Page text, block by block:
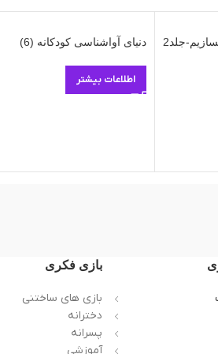
جلد2 دنیای آواشناسی کودکانه (6)
اطلاعات بیشتر
بازی فکری
بازی های ساختنی
دخترانه
پسرانه
آموزشی